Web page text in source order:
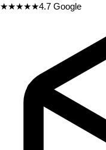
★★★★★4.7 Google